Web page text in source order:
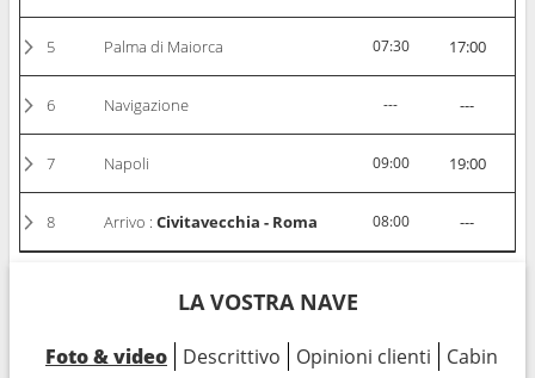
5 Palma di Maiorca 07:30 17:00
6 Navigazione --- ---
7 Napoli 09:00 19:00
8 Arrivo :Civitavecchia - Roma 08:00 ---
LA VOSTRA NAVE
Foto & video Descrittivo Opinioni clienti Cabine